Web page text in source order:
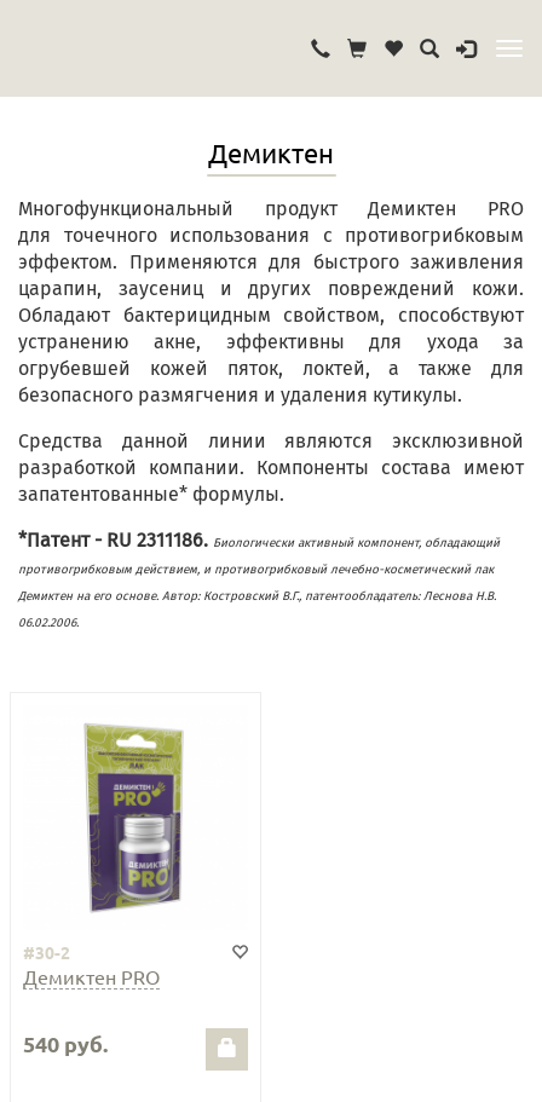
Демиктен
Многофункциональный продукт Демиктен PRO
для точечного использования с противогрибковым
эффектом. Применяются для быстрого заживления
царапин, заусениц и других повреждений кожи.
Обладают бактерицидным свойством, способствуют
устранению акне, эффективны для ухода за
огрубевшей кожей пяток, локтей, а также для
безопасного размягчения и удаления кутикулы.
Средства данной линии являются эксклюзивной
разработкой компании. Компоненты состава имеют
запатентованные* формулы.
*Патент - RU 2311186. Биологически активный компонент, обладающий
противогрибковым действием, и противогрибковый лечебно-косметический лак
Демиктен на его основе. Автор: Костровский В.Г., патентообладатель: Леснова Н.В.
06.02.2006.
#30-2
Демиктен PRO
540 руб.